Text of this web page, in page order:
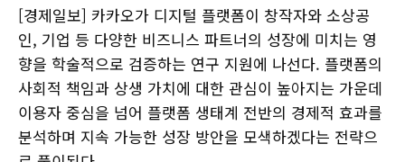
[경제일보] 카카오가 디지털 플랫폼이 창작자와 소상공
인, 기업 등 다양한 비즈니스 파트너의 성장에 미치는 영
향을 학술적으로 검증하는 연구 지원에 나선다. 플랫폼의
사회적 책임과 상생 가치에 대한 관심이 높아지는 가운데
이용자 중심을 넘어 플랫폼 생태계 전반의 경제적 효과를
분석하며 지속 가능한 성장 방안을 모색하겠다는 전략으